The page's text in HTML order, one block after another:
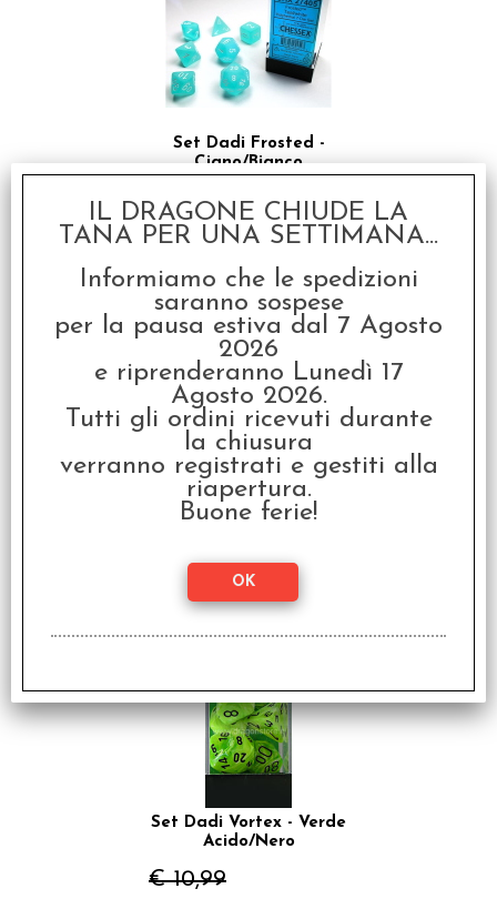
Set Dadi Frosted -
Ciano/Bianco
€ 10,99
€8,79
Set Dadi Frosted - Blu
Caraibico/Bianco
€8,79
Set Dadi Vortex - Verde
Acido/Nero
€ 10,99
IL DRAGONE CHIUDE LA
TANA PER UNA SETTIMANA...
Informiamo che le spedizioni
saranno sospese
per la pausa estiva dal 7 Agosto
2026
e riprenderanno Lunedì 17
Agosto 2026.
Tutti gli ordini ricevuti durante
la chiusura
verranno registrati e gestiti alla
riapertura.
Buone ferie!